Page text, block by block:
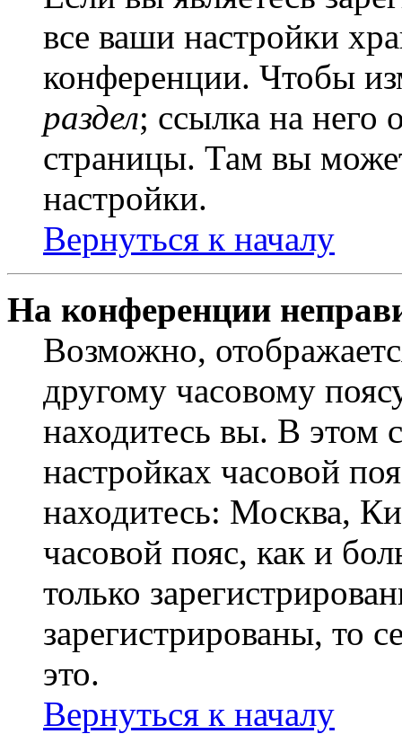
все ваши настройки
конференции. Чтобы
раздел; ссылка на него
страницы. Там вы
настройки.
Вернуться к началу
На конференции
Возможно,
другому часовому
находитесь вы. В этом
настройках часовой
находитесь: Москва,
часовой пояс, как и
только
зарегистрированы, то
это.
Вернуться к началу